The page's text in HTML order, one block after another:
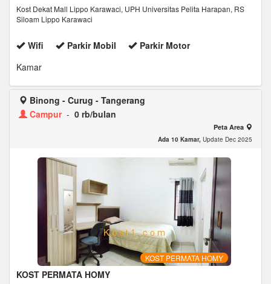
Kost Dekat Mall Lippo Karawaci, UPH Universitas Pelita Harapan, RS
Siloam Lippo Karawaci
Wifi Parkir Mobil
Parkir Motor
Kamar
Binong - Curug - Tangerang
Campur- 0 rb/bulan
Peta Area
Ada 10 Kamar, Update Dec 2025
KOST PERMATA HOMY
KOST PERMATA HOMY